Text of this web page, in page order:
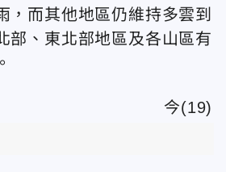
，而其他地區仍維持多雲到
部、東北部地區及各山區有